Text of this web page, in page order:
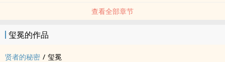
查看全部章节
玺冕的作品
贤者的秘密 / 玺冕